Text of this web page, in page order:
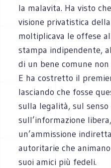
la malavita. Ha visto
visione privatistica
moltiplicava le offese
stampa indipendente,
di un bene comune
E ha costretto il
lasciando che fosse
sulla legalità, sul
sull’informazione
un’ammissione
autoritarie che
suoi amici più fedeli.